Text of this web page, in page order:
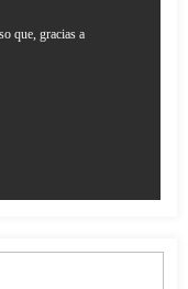
que, gracias a